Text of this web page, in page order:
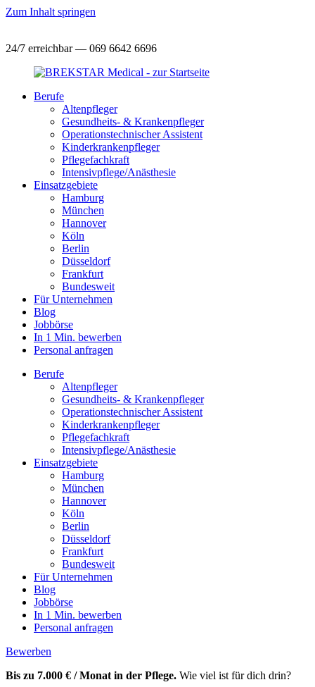
Zum Inhalt springen
24/7 erreichbar — 069 6642 6696
Berufe
Altenpfleger
Gesundheits- & Krankenpfleger
Operationstechnischer Assistent
Kinderkrankenpfleger
Pflegefachkraft
Intensivpflege/Anästhesie
Einsatzgebiete
Hamburg
München
Hannover
Köln
Berlin
Düsseldorf
Frankfurt
Bundesweit
Für Unternehmen
Blog
Jobbörse
In 1 Min. bewerben
Personal anfragen
Berufe
Altenpfleger
Gesundheits- & Krankenpfleger
Operationstechnischer Assistent
Kinderkrankenpfleger
Pflegefachkraft
Intensivpflege/Anästhesie
Einsatzgebiete
Hamburg
München
Hannover
Köln
Berlin
Düsseldorf
Frankfurt
Bundesweit
Für Unternehmen
Blog
Jobbörse
In 1 Min. bewerben
Personal anfragen
Bewerben
Bis zu 7.000 € / Monat in der Pflege. Wie viel ist für dich drin?